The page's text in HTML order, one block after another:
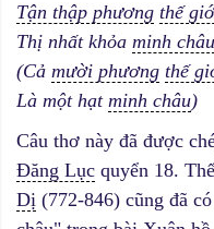
Tận thập phương thế
Thị nhất khỏa minh châu
(Cả mười phương thế
Là một hạt minh châu)
Câu thơ này đã được
Đăng Lục quyển 18.
Dị (772-846) cũng đã